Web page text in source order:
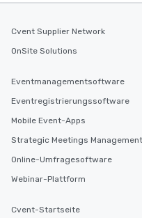
Cvent Supplier Network
OnSite Solutions
Eventmanagementsoftware
Eventregistrierungssoftware
Mobile Event-Apps
Strategic Meetings Management
Online-Umfragesoftware
Webinar-Plattform
Cvent-Startseite